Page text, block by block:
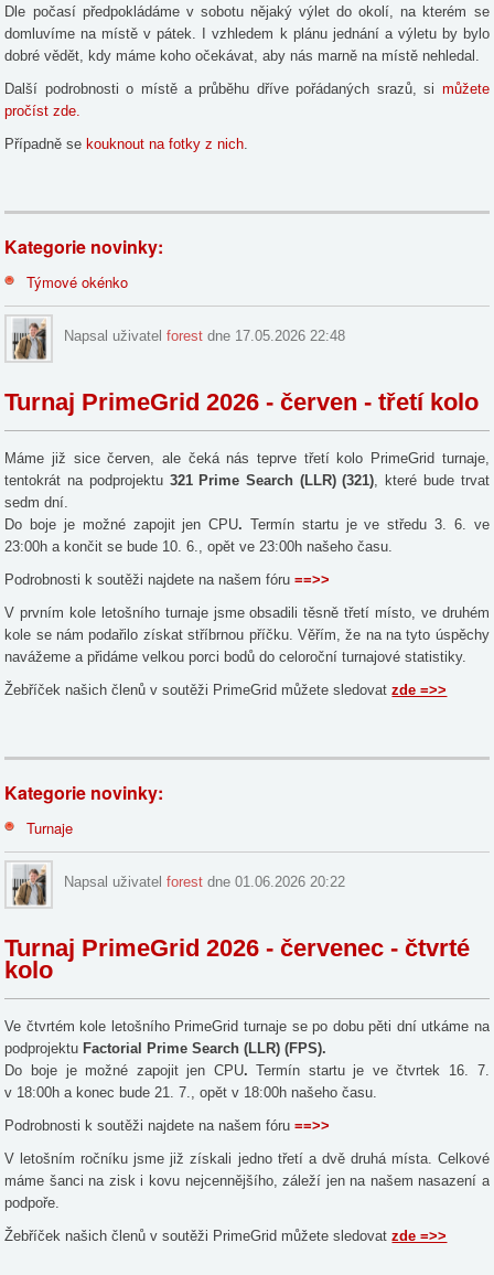
Dle počasí předpokládáme v sobotu nějaký výlet do okolí, na kterém se
domluvíme na místě v pátek. I vzhledem k plánu jednání a výletu by bylo
dobré vědět, kdy máme koho očekávat, aby nás marně na místě nehledal.
Další podrobnosti o místě a průběhu dříve pořádaných srazů, si můžete
pročíst zde.
Případně se kouknout na fotky z nich
Kategorie novinky:
Týmové okénko
Napsal uživatelforest dne 17.05.2026 22:48
Turnaj PrimeGrid 2026 - červen - třetí kolo
Máme již sice červen, ale čeká nás teprve třetí kolo PrimeGrid turnaje,
tentokrát na podprojektu 321 Prime Search (LLR) (321) , které bude trvat
sedm dní.
Do boje je možné zapojit jen CPU.Termín startu je ve středu 3. 6. ve
23:00h a končit se bude 10. 6., opět ve 23:00h našeho času.
Podrobnosti k soutěži najdete na našem fóru==>>
V prvním kole letošního turnaje jsme obsadili těsně třetí místo, ve druhém
kole se nám podařilo získat stříbrnou příčku. Věřím, že na na tyto úspěchy
navážeme a přidáme velkou porci bodů do celoroční turnajové statistiky.
Žebříček našich členů v soutěži PrimeGrid můžete sledovatzde =>>
Kategorie novinky:
Turnaje
Napsal uživatelforest dne 01.06.2026 20:22
Turnaj PrimeGrid 2026 - červenec - čtvrté
kolo
Ve čtvrtém kole letošního PrimeGrid turnaje se po dobu pěti dní utkáme na
podprojektu Factorial Prime Search (LLR) (FPS).
Do boje je možné zapojit jen CPU.Termín startu je ve čtvrtek 16. 7.
v 18:00h a konec bude 21. 7., opět v 18:00h našeho času.
Podrobnosti k soutěži najdete na našem fóru==>>
V letošním ročníku jsme již získali jedno třetí a dvě druhá místa. Celkové
máme šanci na zisk i kovu nejcennějšího, záleží jen na našem nasazení a
podpoře.
Žebříček našich členů v soutěži PrimeGrid můžete sledovatzde =>>